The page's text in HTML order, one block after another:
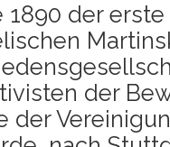
der ers­te
der
der